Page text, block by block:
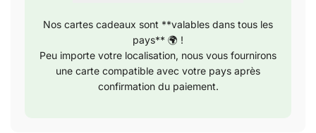
Nos cartes cadeaux sont **valables dans tous les
pays** 🌍 !
Peu importe votre localisation, nous vous fournirons
une carte compatible avec votre pays après
confirmation du paiement.